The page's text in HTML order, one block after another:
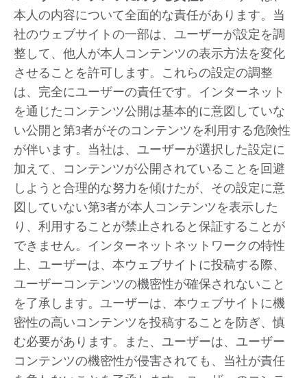
本人の内容について全面的な責任があります。当
社のウェブサイトの一部は、ユーザーが設定を調
整して、他人が本人コンテンツの表示方法を変化
させることを許可します。これらの設定の調整
は、完全にユーザーの責任です。インターネット
を通じたコンテンツ公開は基本的に意図していな
い公開と第3者がそのコンテンツを利用する危険性
が伴います。当社は、ユーザーが選択した設定に
加えて、コンテンツが公開されていることを回避
しようと合理的な努力を傾けたが、その設定に意
図していない第3者が本人コンテンツを表示した
り、利用することが禁止されると保証することが
できません。インターネットネットワークの特性
上、ユーザーは、本ウェブサイトに投稿する際、
ユーザーコンテンツの機密性が確保されないこと
を了承します。ユーザーは、本ウェブサイトに機
密性の高いコンテンツを投稿することを防ぎ、慎
む必要があります。また、ユーザーは、ユーザー
コンテンツの機密性が侵害されても、当社が責任